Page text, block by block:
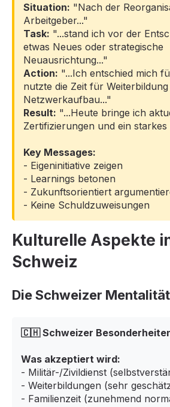
Situation: "Nach der
Arbeitgeber..."
Task: "...stand ich vor der
etwas Neues oder strategische
Neuausrichtung..."
Action: "...Ich entschied mich
nutzte die Zeit für
Netzwerkaufbau..."
Result: "...Heute bringe ich
Zertifizierungen und ein
Key Messages:
- Eigeninitiative zeigen
- Learnings betonen
- Zukunftsorientiert
- Keine Schuldzuweisungen
Kulturelle Aspekte
Schweiz
Die Schweizer Mentalität
🇨🇭 Schweizer
Was akzeptiert wird:
- Militär-/Zivildienst
- Weiterbildungen (sehr
- Familienzeit (zunehmend